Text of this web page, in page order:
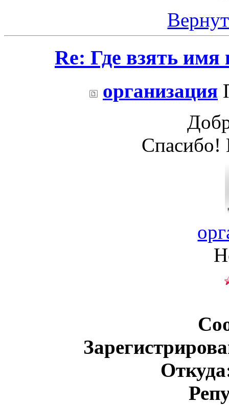
Re: Где взять имя
организация
Спасибо!